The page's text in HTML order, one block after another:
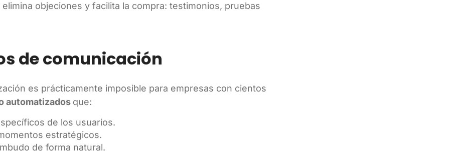
objeciones y facilita la compra: testimonios, pruebas
de comunicación
es prácticamente imposible para empresas con cientos
automatizados que:
de los usuarios.
estratégicos.
de forma natural.